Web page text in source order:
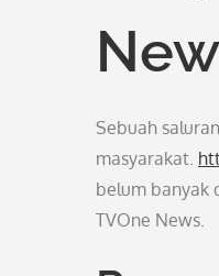
Sebuah
masyarakat.
belum banyak
TVOne News.